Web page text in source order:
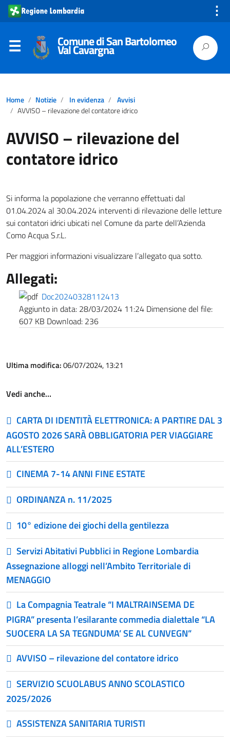
⋮
Comune di San Bartolomeo
Val Cavargna
Home Notizie In evidenza
Avvisi
AVVISO – rilevazione del contatore idrico
AVVISO – rilevazione del
contatore idrico
Si informa la popolazione che verranno effettuati dal
01.04.2024 al 30.04.2024 interventi di rilevazione delle letture
sui contatori idrici ubicati nel Comune da parte dell’Azienda
Como Acqua S.r.L.
Per maggiori informazioni visualizzare l’allegato qua sotto.
Allegati:
Doc20240328112413
Aggiunto in data: 28/03/2024 11:24 Dimensione del file:
607 KB Download: 236
Ultima modifica:06/07/2024, 13:21
Vedi anche…
CARTA DI IDENTITÀ ELETTRONICA: A PARTIRE DAL 3
AGOSTO 2026 SARÀ OBBLIGATORIA PER VIAGGIARE
ALL’ESTERO
CINEMA 7-14 ANNI FINE ESTATE
ORDINANZA n. 11/2025
10° edizione dei giochi della gentilezza
Servizi Abitativi Pubblici in Regione Lombardia
Assegnazione alloggi nell’Ambito Territoriale di
MENAGGIO
La Compagnia Teatrale “I MALTRAINSEMA DE
PIGRA” presenta l’esilarante commedia dialettale “LA
SUOCERA LA SA TEGNDUMA’ SE AL CUNVEGN”
AVVISO – rilevazione del contatore idrico
SERVIZIO SCUOLABUS ANNO SCOLASTICO
2025/2026
ASSISTENZA SANITARIA TURISTI